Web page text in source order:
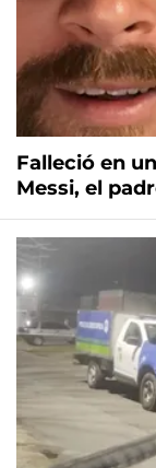
Falleció en
Messi, el